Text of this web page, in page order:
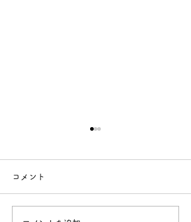
せ】
今年
もたくさんのお客様にご来店
コメント